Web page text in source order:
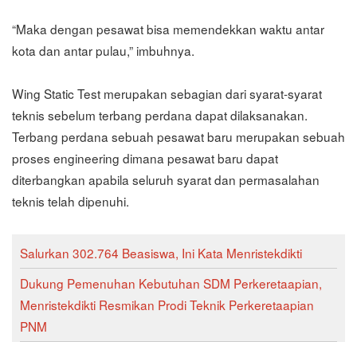
“Maka dengan pesawat bisa memendekkan waktu antar
kota dan antar pulau,” imbuhnya.
Wing Static Test merupakan sebagian dari syarat-syarat
teknis sebelum terbang perdana dapat dilaksanakan.
Terbang perdana sebuah pesawat baru merupakan sebuah
proses engineering dimana pesawat baru dapat
diterbangkan apabila seluruh syarat dan permasalahan
teknis telah dipenuhi.
Salurkan 302.764 Beasiswa, Ini Kata Menristekdikti
Dukung Pemenuhan Kebutuhan SDM Perkeretaapian,
Menristekdikti Resmikan Prodi Teknik Perkeretaapian
PNM